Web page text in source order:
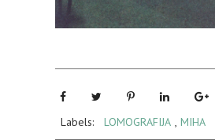
Labels: LOMOGRAFIJA , MIHA